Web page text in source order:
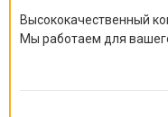
Высококачественный
Мы работаем для